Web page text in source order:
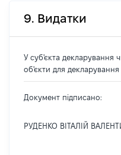
9. Видатки
У суб'єкта декларування
об'єкти для декларування
Документ підписано:
РУДЕНКО ВІТАЛІЙ